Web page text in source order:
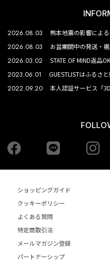
2026.08.03 熊本地震の影響によ
2026.08.03 お盆期間中の発送・
2026.03.02 STATE OF MIND返品
2023.06.01 GUESTLISTはふるさ
2022.09.20 本人認証サービス「
Facebook
ショッピングガイド
クッキーポリシー
よくある質問
特定商取引法
メールマガジン登録
パートナーシップ